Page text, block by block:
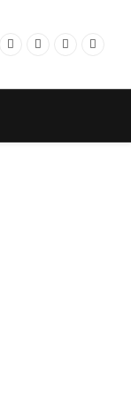
FacebookInstagram
YouTube
RSS